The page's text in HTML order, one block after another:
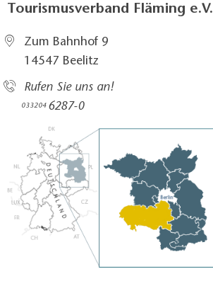
Tourismusverband Fläming e.V.
Zum Bahnhof 9
14547 Beelitz
Rufen Sie uns an!
033204 6287-0